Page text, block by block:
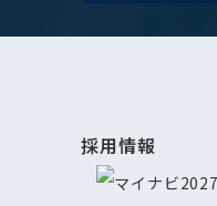
採用情報